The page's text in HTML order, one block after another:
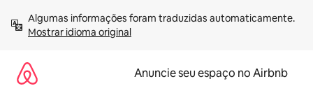
para
Mostrar idioma original
Anuncie seu espaço no Airbnb